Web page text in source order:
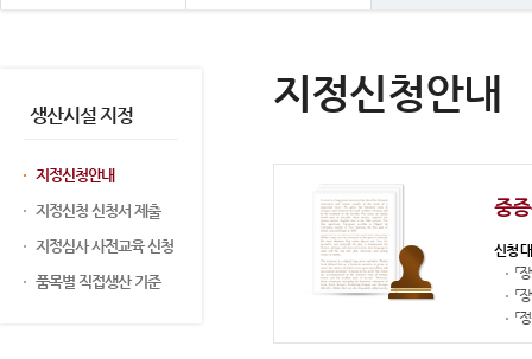
생산시설 지정
지정신청안내
지정신청 신청서 제출
지정심사 사전교육 신청
품목별 직접생산 기준
지정신청안내
중
신청
「
「
「